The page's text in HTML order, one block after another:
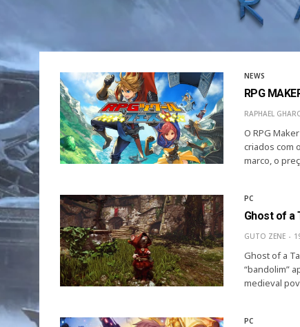
NEWS
RPG
RAPHAEL
O RPG
criados com
marco, o
PC
Ghost of a
GUTO ZENE
Ghost of a
“bandolim”
medieval
PC